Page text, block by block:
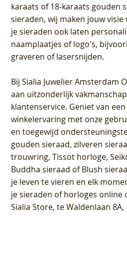
karaats of 18-karaats gouden
sieraden, wij maken jouw visie
je sieraden ook laten
naamplaatjes of logo's,
graveren of lasersnijden.
BijSialia Juwelier Amsterdam
aan uitzonderlijk
klantenservice. Geniet van
winkelervaring met onze
en toegewijd
gouden sieraad, zilveren
trouwring, Tissot horloge,
Buddha sieraad of Blush
je leven te vieren en elk
je sieraden of horloges online
Sialia Store, te Waldenlaan